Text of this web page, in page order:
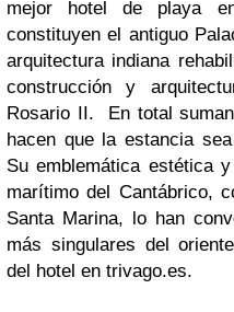
mejor hotel de playa
constituyen el antiguo
arquitectura indiana
construcción y
Rosario II. En total
hacen que la estancia
Su emblemática estética
marítimo del Cantábrico,
Santa Marina, lo han
más singulares del
del hotel en trivago.es.